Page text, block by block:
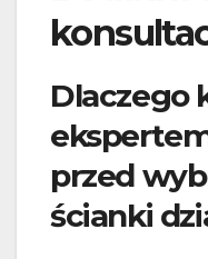
Dlaczego
przed
ścianki